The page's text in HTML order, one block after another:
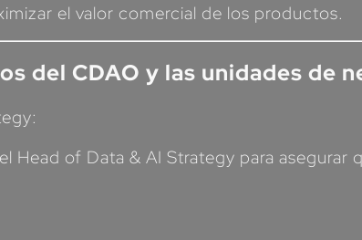
el valor comercial de los productos.
del CDAO y las unidades de
Head of Data & AI Strategy para